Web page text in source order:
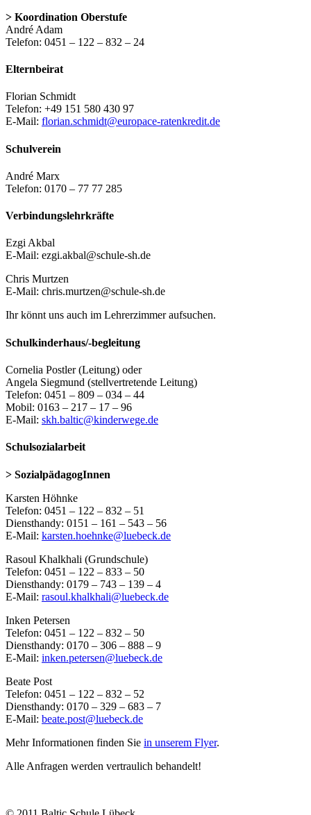
> Koordination Oberstufe
André Adam
Telefon: 0451 – 122 – 832 – 24
Elternbeirat
Florian Schmidt
Telefon: +49 151 580 430 97
E-Mail: florian.schmidt@europace-ratenkredit.de
Schulverein
André Marx
Telefon: 0170 – 77 77 285
Verbindungslehrkräfte
Ezgi Akbal
E-Mail: ezgi.akbal@schule-sh.de
Chris Murtzen
E-Mail: chris.murtzen@schule-sh.de
Ihr könnt uns auch im Lehrerzimmer aufsuchen.
Schulkinderhaus/-begleitung
Cornelia Postler (Leitung) oder
Angela Siegmund (stellvertretende Leitung)
Telefon: 0451 – 809 – 034 – 44
Mobil: 0163 – 217 – 17 – 96
E-Mail: skh.baltic@kinderwege.de
Schulsozialarbeit
> SozialpädagogInnen
Karsten Höhnke
Telefon: 0451 – 122 – 832 – 51
Diensthandy: 0151 – 161 – 543 – 56
E-Mail: karsten.hoehnke@luebeck.de
Rasoul Khalkhali (Grundschule)
Telefon: 0451 – 122 – 833 – 50
Diensthandy: 0179 – 743 – 139 – 4
E-Mail: rasoul.khalkhali@luebeck.de
Inken Petersen
Telefon: 0451 – 122 – 832 – 50
Diensthandy: 0170 – 306 – 888 – 9
E-Mail: inken.petersen@luebeck.de
Beate Post
Telefon: 0451 – 122 – 832 – 52
Diensthandy: 0170 – 329 – 683 – 7
E-Mail: beate.post@luebeck.de
Mehr Informationen finden Sie in unserem Flyer.
Alle Anfragen werden vertraulich behandelt!